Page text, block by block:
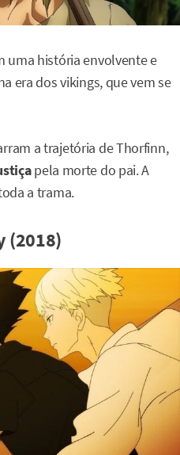
uma história envolvente e
era dos vikings, que vem se
a trajetória de Thorfinn,
pela morte do pai. A
a trama.
(2018)